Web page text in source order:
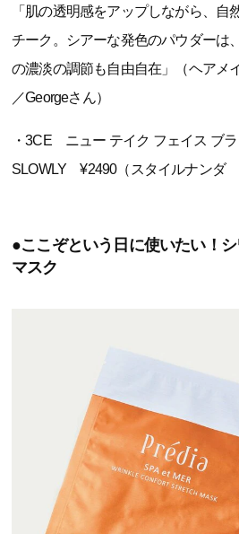
「肌の透明感をアップしながら、自
チーク。シアーな発色のパウダーは
の濃淡の調節も自由自在」（ヘアメ
／Georgeさん）
・3CE ニュー テイク フェイス ブ
SLOWLY ¥2490（スタイルナンダ
●ここぞという日に使いたい！
マスク